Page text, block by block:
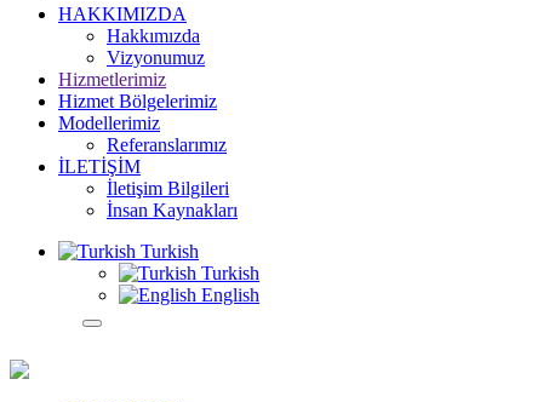
HAKKIMIZDA
Hakkımızda
Vizyonumuz
Hizmetlerimiz
Hizmet Bölgelerimiz
Modellerimiz
Referanslarımız
İLETİŞİM
İletişim Bilgileri
İnsan Kaynakları
Turkish
Turkish
English